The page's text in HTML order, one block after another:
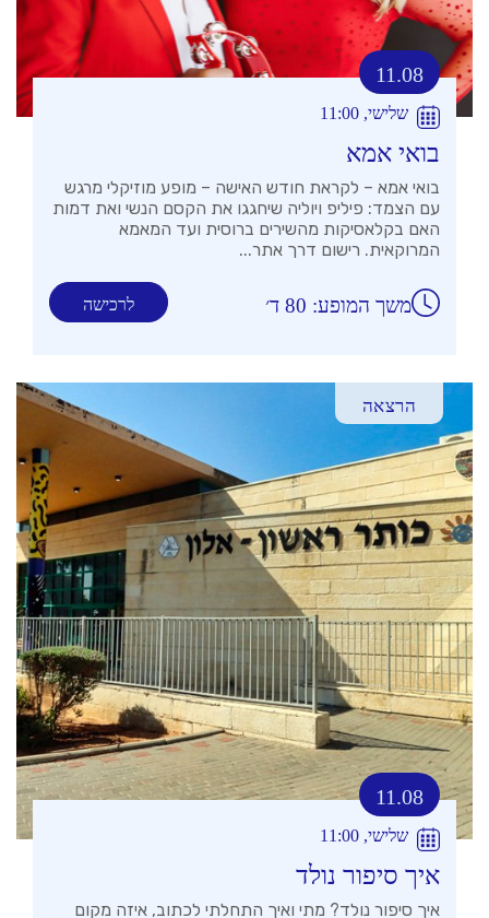
11.08
שלישי, 11:00
בואי אמא
בואי אמא – לקראת חודש האישה – מופע מוזיקלי מרגש
עם הצמד: פיליפ ויוליה שיחגגו את הקסם הנשי ואת דמות
האם בקלאסיקות מהשירים ברוסית ועד המאמא
המרוקאית. רישום דרך אתר...
לרכישה משך המופע: 80 ד׳
הרצאה
11.08
שלישי, 11:00
איך סיפור נולד
איך סיפור נולד? מתי ואיך התחלתי לכתוב, איזה מקום